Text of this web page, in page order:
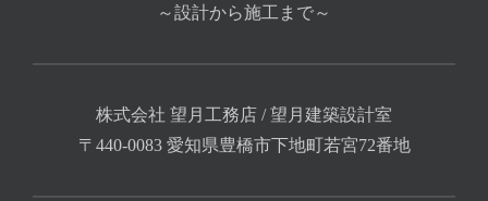
～設計から施工まで～
株式会社 望月工務店 / 望月建築設計室
〒440-0083 愛知県豊橋市下地町若宮72番地